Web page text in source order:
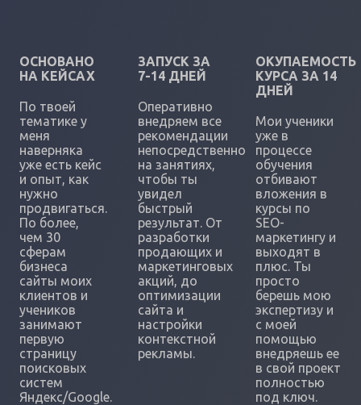
ОСНОВАНО
НА КЕЙСАХ
По твоей
тематике у
меня
наверняка
уже есть кейс
и опыт, как
нужно
продвигаться.
По более,
чем 30
сферам
бизнеса
сайты моих
клиентов и
учеников
занимают
первую
страницу
поисковых
систем
Яндекс/Google.
ЗАПУСК ЗА
7-14 ДНЕЙ
Оперативно
внедряем все
рекомендации
непосредственно
на занятиях,
чтобы ты
увидел
быстрый
результат. От
разработки
продающих и
маркетинговых
акций, до
оптимизации
сайта и
настройки
контекстной
рекламы.
ОКУПАЕМОСТЬ
КУРСА ЗА 14
ДНЕЙ
Мои ученики
уже в
процессе
обучения
отбивают
вложения в
курсы по
SEO-
маркетингу и
выходят в
плюс. Ты
просто
берешь мою
экспертизу и
с моей
помощью
внедряешь ее
в свой проект
полностью
под ключ.